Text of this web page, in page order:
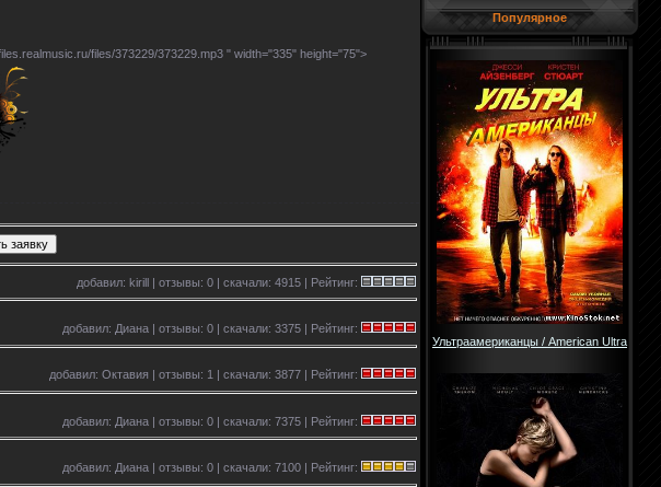
files/373229/373229.mp3 " width="335" height="75">
добавил: kirill | отзывы: 0 | скачали: 4915 | Рейтинг:
добавил: Диана | отзывы: 0 | скачали: 3375 | Рейтинг:
добавил: Октавия | отзывы: 1 | скачали: 3877 | Рейтинг:
добавил: Диана | отзывы: 0 | скачали: 7375 | Рейтинг:
добавил: Диана | отзывы: 0 | скачали: 7100 | Рейтинг:
Популярное
Ультраамериканцы / American Ultra